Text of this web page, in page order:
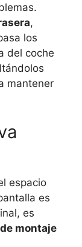
,
los
del coche
mantener
espacio
es
es
montaje